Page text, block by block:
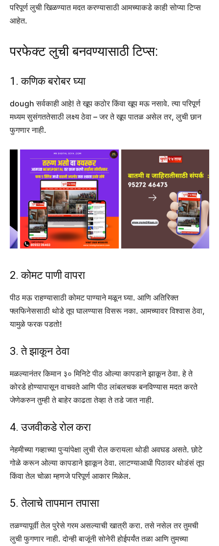
परिपूर्ण लुची खिळण्यात मदत करण्यासाठी आमच्याकडे काही सोप्या टिप्स
आहेत.
परफेक्ट लुची बनवण्यासाठी टिप्स:
1. कणिक बरोबर घ्या
dough सर्वकाही आहे! ते खूप कठोर किंवा खूप मऊ नसावे. त्या परिपूर्ण
मध्यम सुसंगततेसाठी लक्ष्य ठेवा – जर ते खूप पातळ असेल तर, लुची छान
फुगणार नाही.
2. कोमट पाणी वापरा
पीठ मऊ राहण्यासाठी कोमट पाण्याने मळून घ्या. आणि अतिरिक्त
फ्लफिनेससाठी थोडे तूप घालण्यास विसरू नका. आमच्यावर विश्वास ठेवा,
यामुळे फरक पडतो!
3. ते झाकून ठेवा
मळल्यानंतर किमान ३० मिनिटे पीठ ओल्या कापडाने झाकून ठेवा. हे ते
कोरडे होण्यापासून वाचवते आणि पीठ लांबलचक बनविण्यास मदत करते
जेणेकरुन तुम्ही ते बाहेर काढता तेव्हा ते तडे जात नाही.
4. उजवीकडे रोल करा
नेहमीच्या गव्हाच्या पुऱ्यांपेक्षा लुची रोल करायला थोडी अवघड असते. छोटे
गोळे करून ओल्या कापडाने झाकून ठेवा. लाटण्याआधी पिठावर थोडंसं तूप
किंवा तेल चोळा म्हणजे परिपूर्ण आकार मिळेल.
5. तेलाचे तापमान तपासा
तळण्यापूर्वी तेल पुरेसे गरम असल्याची खात्री करा. तसे नसेल तर तुमची
लुची फुगणार नाही. दोन्ही बाजूंनी सोनेरी होईपर्यंत तळा आणि तुमच्या